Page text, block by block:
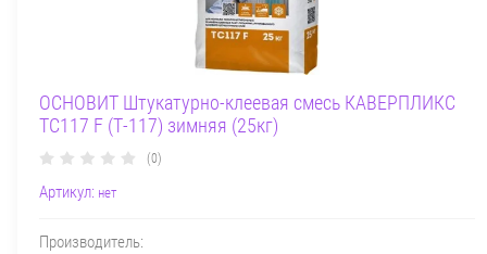
ОСНОВИТ Штукатурно-клеевая смесь КАВЕРПЛИКС
TC117 F (Т-117) зимняя (25кг)
(0)
Артикул: нет
Производитель: